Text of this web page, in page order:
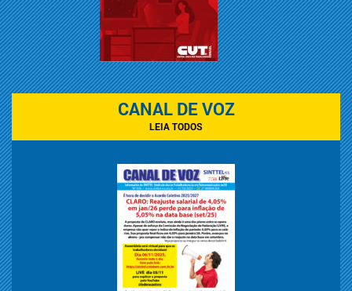
CANAL DE VOZ
LEIA TODOS